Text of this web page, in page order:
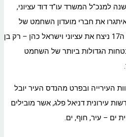
למנכ"ל המשרד עו"ד דוד עציוני,
את חברי מועדון השחמט של
קריית ים במשחק. קיריל כץ בן ה17 ניצח את עציוני וישראל כהן – רק בן
הגדולות ביותר של השחמט
העירייה ובפרט מהנדס העיר יובל
עירונית דניאל פלג, אשר מובילים
ים – עיר, חוף, ים.